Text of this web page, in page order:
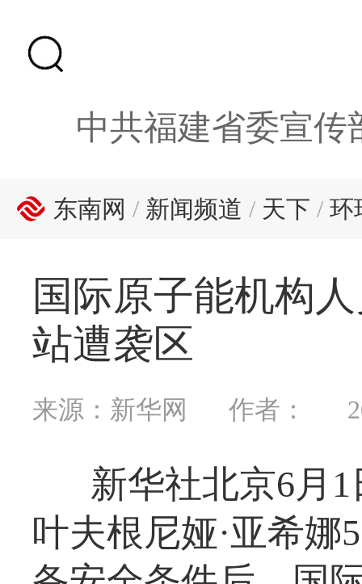
中共福建省委宣传
东南网 / 新闻频道 / 天下 / 环
国际原子能机构
站遭袭区
来源：新华网 作者：
新华社北京6月
叶夫根尼娅·亚希娜